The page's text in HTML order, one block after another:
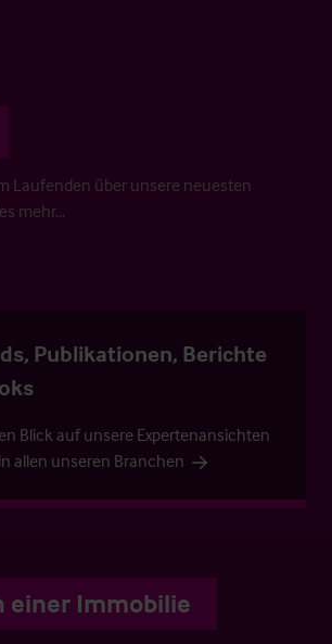
Laufenden über unsere neuesten
mehr…
Publikationen, Berichte
Blick auf unsere Expertenansichten
allen unseren Branchen
einer Immobilie